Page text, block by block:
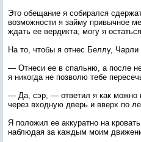
Это обещание я собирался
возможности я займу привычное
ждать ее вердикта, могу я
На то, чтобы я отнес Беллу, Чарли
— Отнеси ее в спальню, а после
я никогда не позволю тебе
— Да, сэр, — ответил я как можно
через входную дверь и вверх по
Я положил ее аккуратно на
наблюдая за каждым моим